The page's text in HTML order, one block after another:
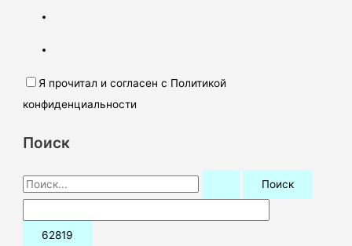
Я прочитал и согласен с Политикой
конфиденциальности
Поиск
П
о
и